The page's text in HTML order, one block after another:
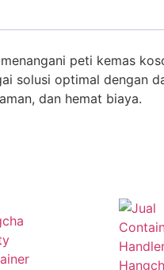
peti kemas
solusi optimal dengan
dan hemat biaya.